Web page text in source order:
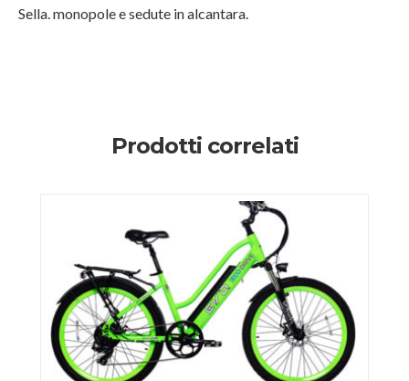
Sella. monopole e sedute in alcantara.
Prodotti correlati